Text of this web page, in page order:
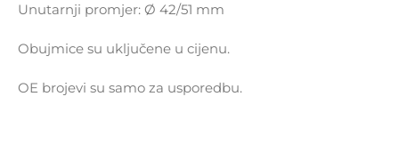
Unutarnji promjer: Ø 42/51 mm
Obujmice su uključene u cijenu.
OE brojevi su samo za usporedbu.